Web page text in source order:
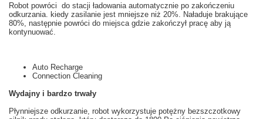
Robot powróci do stacji ładowania automatycznie po zakończeniu
odkurzania
kiedy zasilanie jest mniejsze niż 20%. Naładuje brakujące
80%, następnie powróci do miejsca gdzie zakończył pracę aby ją
kontynuować.
Auto Recharge
Connection Cleaning
Wydajny i bardzo trwały
Płynniejsze odkurzanie , robot wykorzystuje potężny bezszczotkowy